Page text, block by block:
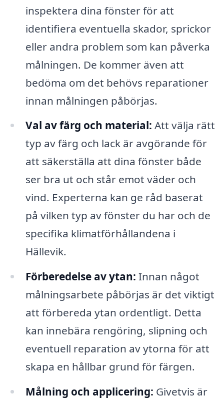
inspektera dina fönster för att
identifiera eventuella skador, sprickor
eller andra problem som kan påverka
målningen. De kommer även att
bedöma om det behövs reparationer
innan målningen påbörjas.
Val av färg och material: Att välja rätt
typ av färg och lack är avgörande för
att säkerställa att dina fönster både
ser bra ut och står emot väder och
vind. Experterna kan ge råd baserat
på vilken typ av fönster du har och de
specifika klimatförhållandena i
Hällevik.
Förberedelse av ytan: Innan något
målningsarbete påbörjas är det viktigt
att förbereda ytan ordentligt. Detta
kan innebära rengöring, slipning och
eventuell reparation av ytorna för att
skapa en hållbar grund för färgen.
Målning och applicering: Givetvis är